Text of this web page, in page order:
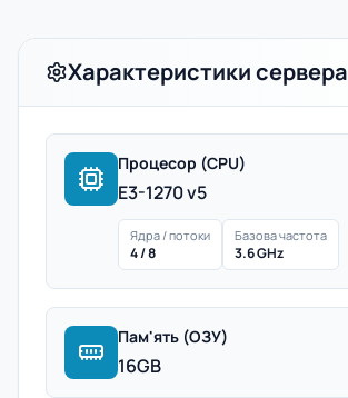
Характеристики сервера
Процесор (CPU)
E3-1270 v5
Ядра / потоки
4 / 8
Базова частота
3.6 GHz
Пам'ять (ОЗУ)
16GB